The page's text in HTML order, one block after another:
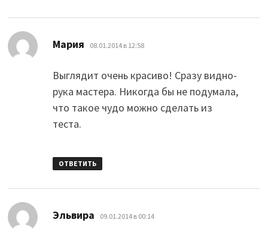
Мария 08.01.2014 в 12:58
Выглядит очень красиво! Сразу видно-
рука мастера. Никогда бы не подумала,
что такое чудо можно сделать из
теста.
ОТВЕТИТЬ
Эльвира 09.01.2014 в 00:14